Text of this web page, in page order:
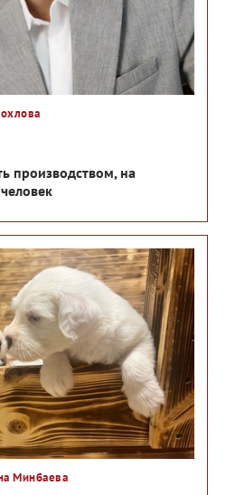
производством, на
Минбаева